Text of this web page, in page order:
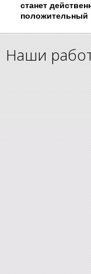
станет
положительный
Наши